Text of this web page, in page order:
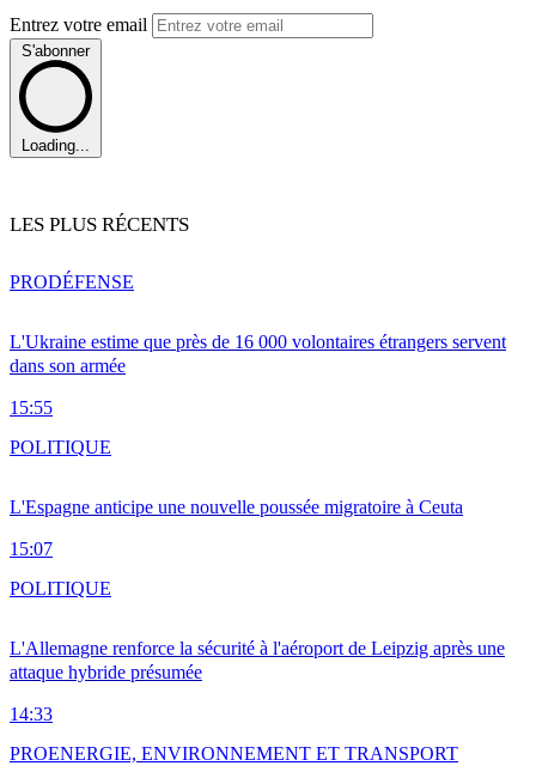
Entrez votre email
S'abonner
Loading...
LES PLUS RÉCENTS
L'Ukraine estime que près de 16 000 volontaires étrangers servent
dans son armée
15:55
PRODÉFENSE
L'Espagne anticipe une nouvelle poussée migratoire à Ceuta
15:07
POLITIQUE
L'Allemagne renforce la sécurité à l'aéroport de Leipzig après une
attaque hybride présumée
14:33
POLITIQUE
PROENERGIE, ENVIRONNEMENT ET TRANSPORT